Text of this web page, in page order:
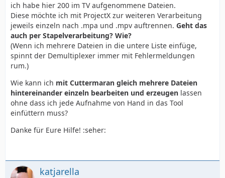
ich habe hier 200 im TV aufgenommene Dateien.
Diese möchte ich mit ProjectX zur weiteren Verarbeitung
jeweils einzeln nach .mpa und .mpv auftrennen. Geht das
auch per Stapelverarbeitung? Wie?
(Wenn ich mehrere Dateien in die untere Liste einfüge,
spinnt der Demultiplexer immer mit Fehlermeldungen
rum.)
Wie kann ich mit Cuttermaran gleich mehrere Dateien
hintereinander einzeln bearbeiten und erzeugen lassen
ohne dass ich jede Aufnahme von Hand in das Tool
einfüttern muss?
Danke für Eure Hilfe! :seher:
katjarella